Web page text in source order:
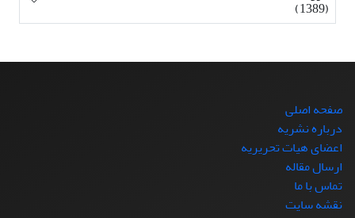
(1389)
صفحه اصلی
درباره نشریه
اعضای هیات تحریریه
ارسال مقاله
تماس با ما
نقشه سایت